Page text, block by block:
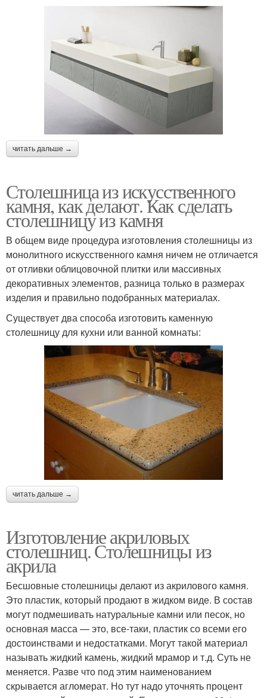
читать дальше →
Столешница из искусственного
камня, как делают. Как сделать
столешницу из камня
В общем виде процедура изготовления столешницы из
монолитного искусственного камня ничем не отличается
от отливки облицовочной плитки или массивных
декоративных элементов, разница только в размерах
изделия и правильно подобранных материалах.
Существует два способа изготовить каменную
столешницу для кухни или ванной комнаты:
читать дальше →
Изготовление акриловых
столешниц. Столешницы из
акрила
Бесшовные столешницы делают из акрилового камня.
Это пластик, который продают в жидком виде. В состав
могут подмешивать натуральные камни или песок, но
основная масса — это, все-таки, пластик со всеми его
достоинствами и недостатками. Могут такой материал
называть жидкий камень, жидкий мрамор и т.д. Суть не
меняется. Разве что под этим наименованием
скрывается агломерат. Но тут надо уточнять процент